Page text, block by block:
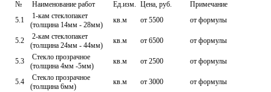
№ Наименование работ Ед.изм. Цена, руб.
Примечание
5.1
1-кам стеклопакет
(толщина 14мм - 28мм)
кв.м от 5500 от формулы
5.2
2-кам стеклопакет
(толщина 24мм - 44мм)
кв.м от 6500 от формулы
5.3
Стекло прозрачное
(толщина 4мм -5мм)
кв.м от 2500 от формулы
5.4
Стекло прозрачное
(толщина 6мм)
кв.м от 3000
от формулы